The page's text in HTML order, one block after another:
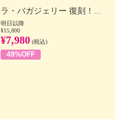
ラ・バガジェリー 復刻！...
明日以降
¥15,800
¥7,980 (税込)
49%OFF